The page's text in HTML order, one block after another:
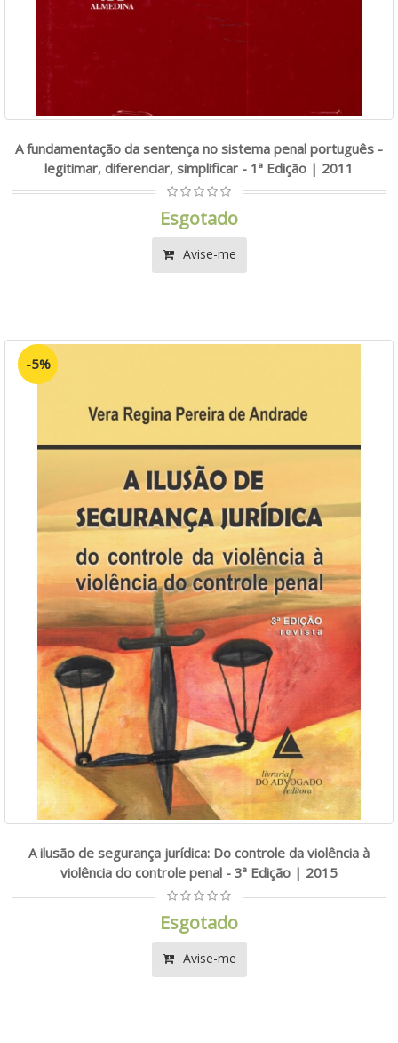
A fundamentação da sentença no sistema penal português -
legitimar, diferenciar, simplificar - 1ª Edição | 2011
Esgotado
Avise-me
-5%
A ilusão de segurança jurídica: Do controle da violência à
violência do controle penal - 3ª Edição | 2015
Esgotado
Avise-me